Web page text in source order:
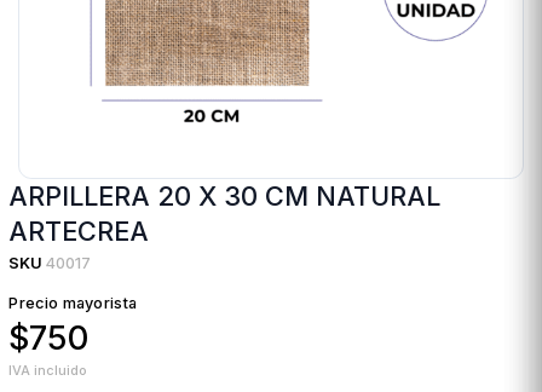
ARPILLERA 20 X 30 CM NATURAL
ARTECREA
SKU 40017
Precio mayorista
$750
IVA incluido